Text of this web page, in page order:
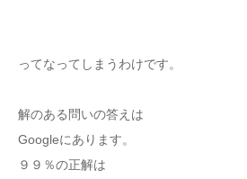
ってなってしまうわけです。
解のある問いの答えは
Googleにあります。
９９％の正解は